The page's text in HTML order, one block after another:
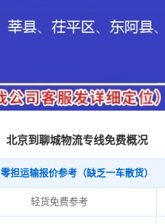
北京到聊城物流专线免费概况
零担运输报价参考（缺乏一车散货）
轻货免费参考